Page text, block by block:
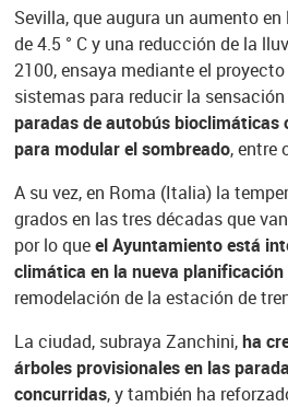
Sevilla, que augura un aumento
de 4.5 ° C y una reducción de la
2100, ensaya mediante el
sistemas para reducir la
paradas de autobús bioclimáticas
para modular el sombreado, entre
A su vez, en Roma (Italia) la
grados en las tres décadas que
por lo queel Ayuntamiento está
climática en la nueva planificación
remodelación de la estación de
La ciudad, subraya Zanchini,ha
árboles provisionales en las
concurridas, y también ha